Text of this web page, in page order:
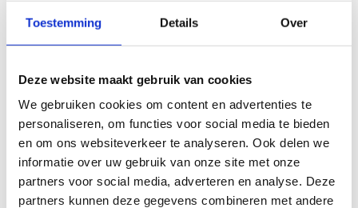
Toestemming Details Over
Deze website maakt gebruik van cookies
We gebruiken cookies om content en advertenties te
personaliseren, om functies voor social media te bieden
en om ons websiteverkeer te analyseren. Ook delen we
informatie over uw gebruik van onze site met onze
partners voor social media, adverteren en analyse. Deze
partners kunnen deze gegevens combineren met andere
Vanaf het startpunt in de Ter Borchtlaan brengt de route je
Steenstraat, Jan De Beerstraat naar de Vuilputstraat. Je
skeelert deze aangename landelijke weg af voor 2,5 kilometer
en draait dan af naar de Knorrebosstraat. De route loopt
verder langs de landelijke dreven van De Paanders om
vervolgens via de Oude Diksmuidse Boterweg opnieuw het
centrum te betreden en te eindigen in sport- en
recreatiedomein Ter Borcht.